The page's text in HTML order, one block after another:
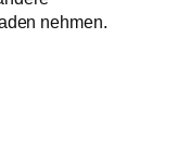
nehmen.